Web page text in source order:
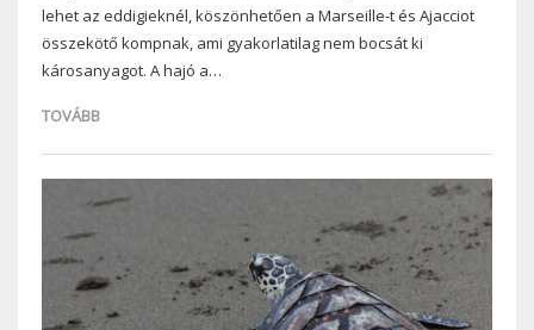
lehet az eddigieknél, köszönhetően a Marseille-t és Ajacciot
összekötő kompnak, ami gyakorlatilag nem bocsát ki
károsanyagot. A hajó a…
TOVÁBB